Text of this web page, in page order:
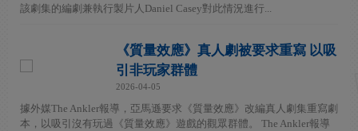
該劇集的編劇兼執行製片人Daniel Casey對此情況進行...
《質量效應》真人劇被要求重寫 以吸
引非玩家群體
2026-04-05
據外媒The Ankler報導，亞馬遜要求《質量效應》改編真人劇集重寫劇
本，以吸引沒有玩過《質量效應》遊戲的觀眾群體。 The Ankler報導